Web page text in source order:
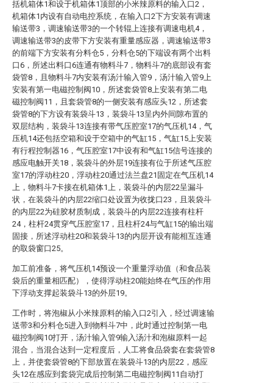
括机箱体1和设于机箱体1顶部的小米辣原料的输入口2，
机箱体1内设有自动电控系统，在输入口2下方安装有调速
输送带3，调速输送带3的一个转辊上连接有调速电机4，
调速输送带3的皮带下方安装有重量感应器，调速输送带3
的前端下方安装有分料仓5，分料仓5的下端设有两个出料
口6，所述出料口6连通有物料斗7，物料斗7的底部设有套
袋管8，且物料斗7内安装有汤汁输入管9，汤汁输入管9上
安装有第一电磁控制阀10，所述套袋管8上安装有第二电
磁控制阀11，且套袋管8的一侧安装有感应头12，所述套
袋管8的下方设有装袋斗13，装袋斗13呈内外间隙布置的
双层结构，装袋斗13连接有带气压腔室17的气压机14，气
压机14还包括空箱和设于空箱中的气缸15，气缸15上安装
有行程控制器16，气压腔室17中设有和气缸15信号连接的
感应电触开关18，装袋斗的外层19连接有位于所述气压腔
室17的浮动柱20，浮动柱20通过法兰盘21固定在气压机14
上，物料斗7卡接在机箱体1上，装袋斗的内层22呈漏斗
状，在装袋斗的内层22缩口处设置为收拢口23，且装袋斗
的内层22为硅胶材质制成，装袋斗的内层22连接有柱杆
24，柱杆24贯穿气压腔室17，且柱杆24与气缸15的输出端
固接，所述浮动柱20和装袋斗13的内层开设有能相互连通
的取袋窗口25。
加工前准备，将气压机14预设一个重量浮动值（和食品装
袋后的重量相匹配），使得浮动柱20能始终在气压的作用
下浮动支撑起装袋斗13的外层19。
工作时，将泡椒从小米辣原料的输入口2引入，经过调速输
送带3和分料仓5进入到物料斗7中，此时通过控制第一电
磁控制阀10打开，汤汁输入管9输入汤汁和泡椒原料一起
混合，当混合达到一定程度后，人工将食品袋套在套袋管8
上，并使套袋管8的下部放置在装袋斗13的内层22，感应
头12在感应到套袋完成后控制第二电磁控制阀11自动打